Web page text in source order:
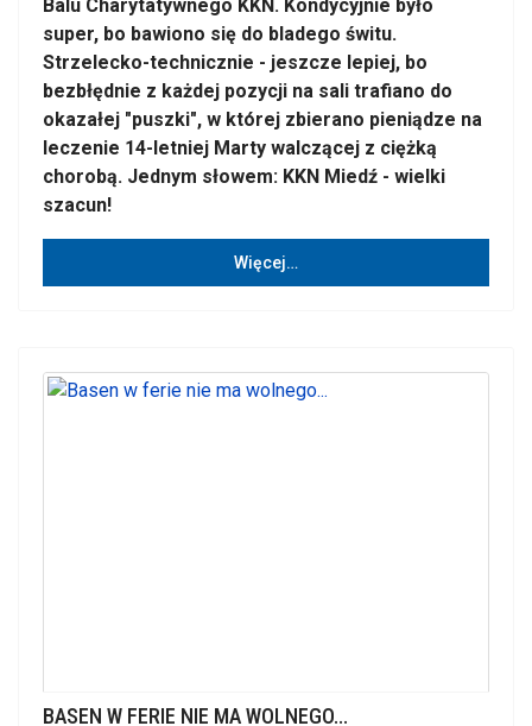
Balu Charytatywnego KKN. Kondycyjnie było
super, bo bawiono się do bladego świtu.
Strzelecko-technicznie - jeszcze lepiej, bo
bezbłędnie z każdej pozycji na sali trafiano do
okazałej "puszki", w której zbierano pieniądze na
leczenie 14-letniej Marty walczącej z ciężką
chorobą. Jednym słowem: KKN Miedź - wielki
szacun!
Więcej…
BASEN W FERIE NIE MA WOLNEGO...